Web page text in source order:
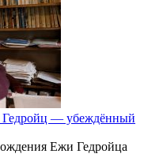
Гедройц — убеждённый
Ежи Гедройца